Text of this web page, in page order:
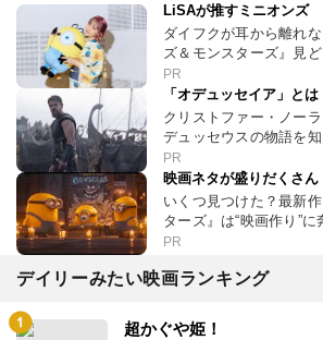
LiSAが推すミニオンズ
ダイフクが耳から離れ
ズ＆モンスターズ』見
PR
「オデュッセイア」とは
クリストファー・ノー
デュッセウスの物語を知
PR
映画ネタが盛りだくさん
いくつ見つけた？最新
ターズ』は“映画作り”に
PR
デイリーみたい映画ランキング
超かぐや姫！